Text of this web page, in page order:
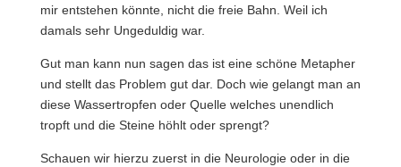
mir entstehen könnte, nicht die freie Bahn. Weil ich
damals sehr Ungeduldig war.
Gut man kann nun sagen das ist eine schöne Metapher
und stellt das Problem gut dar. Doch wie gelangt man an
diese Wassertropfen oder Quelle welches unendlich
tropft und die Steine höhlt oder sprengt?
Schauen wir hierzu zuerst in die Neurologie oder in die